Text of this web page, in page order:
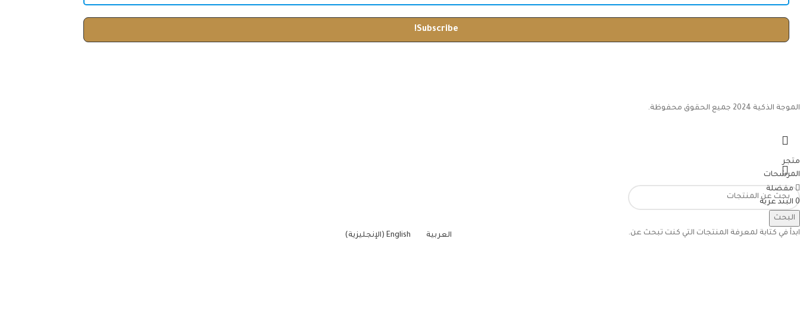
الموجة الذكية 2024 جميع الحقوق محفوظة.
البحث
ابدأ في كتابة لمعرفة المنتجات التي كنت تبحث عن.
متجر
المرشحات
مفضلة
0 البند عربة
حسابي
العربية English
(الإنجليزية )